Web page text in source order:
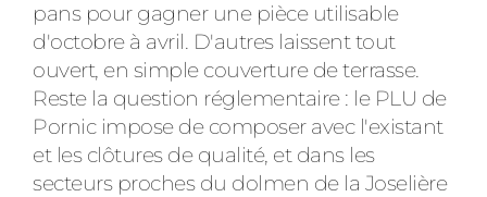
pans pour gagner une pièce utilisable
d'octobre à avril. D'autres laissent tout
ouvert, en simple couverture de terrasse.
Reste la question réglementaire : le PLU de
Pornic impose de composer avec l'existant
et les clôtures de qualité, et dans les
secteurs proches du dolmen de la Joselière